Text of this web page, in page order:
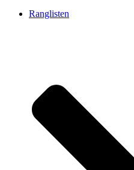
Ranglisten